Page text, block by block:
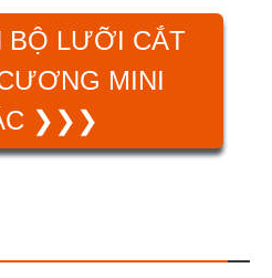
BỘ LƯỠI CẮT
MINI
❯❯❯